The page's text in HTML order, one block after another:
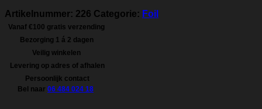
Artikelnummer: 226 Categorie: Foil
Vanaf €100 gratis verzending
Bezorging 1 á 2 dagen
Veilig winkelen
Levering op adres of afhalen
Persoonlijk contact
Bel naar 06 484 024 18